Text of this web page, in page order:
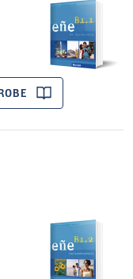
Unidadesan
oder